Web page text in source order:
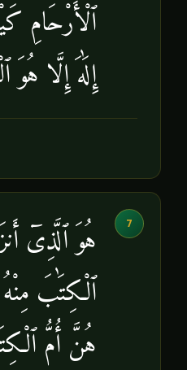
ٱلْأَرْحَامِ
إِلَٰهَ إِلَّا هُوَ
7
هُوَ ٱلَّذِىٓ
ٱلْكِتَٰبَ
هُنَّ أُمُّ